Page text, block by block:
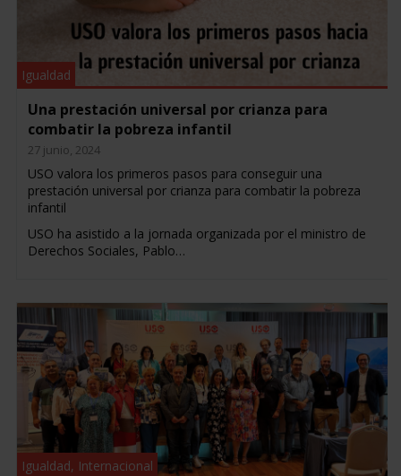
Igualdad
Una prestación universal por crianza para
combatir la pobreza infantil
27 junio, 2024
USO valora los primeros pasos para conseguir una
prestación universal por crianza para combatir la pobreza
infantil
USO ha asistido a la jornada organizada por el ministro de
Derechos Sociales, Pablo…
Igualdad, Internacional